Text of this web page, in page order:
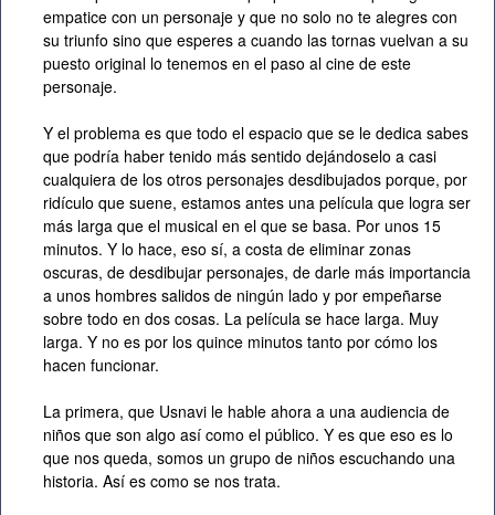
empatice con un personaje y que no solo no te alegres con
su triunfo sino que esperes a cuando las tornas vuelvan a su
puesto original lo tenemos en el paso al cine de este
personaje.
Y el problema es que todo el espacio que se le dedica sabes
que podría haber tenido más sentido dejándoselo a casi
cualquiera de los otros personajes desdibujados porque, por
ridículo que suene, estamos antes una película que logra ser
más larga que el musical en el que se basa. Por unos 15
minutos. Y lo hace, eso sí, a costa de eliminar zonas
oscuras, de desdibujar personajes, de darle más importancia
a unos hombres salidos de ningún lado y por empeñarse
sobre todo en dos cosas. La película se hace larga. Muy
larga. Y no es por los quince minutos tanto por cómo los
hacen funcionar.
La primera, que Usnavi le hable ahora a una audiencia de
niños que son algo así como el público. Y es que eso es lo
que nos queda, somos un grupo de niños escuchando una
historia. Así es como se nos trata.